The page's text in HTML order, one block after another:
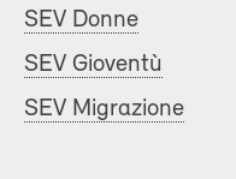
SEV Donne
SEV Gioventù
SEV Migrazione